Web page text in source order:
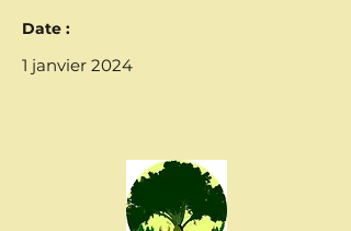
Date :
1 janvier 2024